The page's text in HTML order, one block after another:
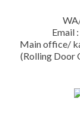
Email
Main office/
(Rolling Door